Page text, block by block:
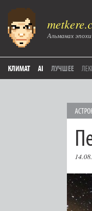
Альманах
КЛИМАТ AI ЛУЧШЕЕ